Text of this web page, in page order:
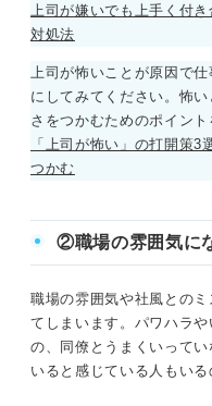
上司が嫌いでも上手く付
対処法
上司が怖いことが原因で
にしてみてください。怖
さをつかむためのポイント
「上司が怖い」の打開策
つかむ
②職場の雰囲気に
職場の雰囲気や社風との
てしまいます。パワハラ
の、同僚とうまくいって
いると感じている人もいる